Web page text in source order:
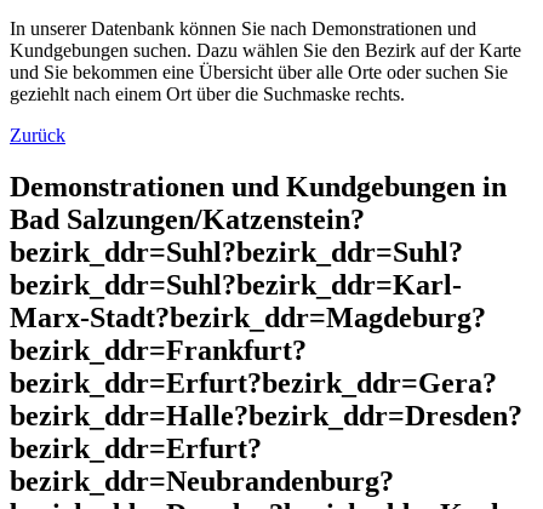
In unserer Datenbank können Sie nach Demonstrationen und
Kundgebungen suchen. Dazu wählen Sie den Bezirk auf der Karte
und Sie bekommen eine Übersicht über alle Orte oder suchen Sie
geziehlt nach einem Ort über die Suchmaske rechts.
Zurück
Demonstrationen und Kundgebungen in
Bad Salzungen/Katzenstein?
bezirk_ddr=Suhl?bezirk_ddr=Suhl?
bezirk_ddr=Suhl?bezirk_ddr=Karl-
Marx-Stadt?bezirk_ddr=Magdeburg?
bezirk_ddr=Frankfurt?
bezirk_ddr=Erfurt?bezirk_ddr=Gera?
bezirk_ddr=Halle?bezirk_ddr=Dresden?
bezirk_ddr=Erfurt?
bezirk_ddr=Neubrandenburg?